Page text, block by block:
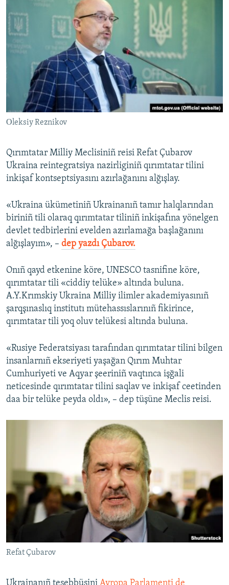
Оleksiy Reznikov
Qırımtatar Milliy Meclisiniñ reisi Refat Çubarov
Ukraina reintegratsiya nazirliginiñ qırımtatar tilini
inkişaf kontseptsiyasını azırlağanını alğışlay.
«Ukraina ükümetiniñ Ukrainanıñ tamır halqlarından
biriniñ tili olaraq qırımtatar tiliniñ inkişafına yönelgen
devlet tedbirlerini evelden azırlamağa başlağanını
alğışlayım», – dep yazdı Çubarov.
Onıñ qayd etkenine köre, UNESCO tasnifine köre,
qırımtatar tili «ciddiy telüke» altında buluna.
A.Y.Krımskiy Ukraina Milliy ilimler akademiyasınıñ
şarqşınaslıq institutı mütehassıslarınıñ fikirince,
qırımtatar tili yoq oluv telükesi altında buluna.
«Rusiye Federatsiyası tarafından qırımtatar tilini bilgen
insanlarnıñ ekseriyeti yaşağan Qırım Muhtar
Cumhuriyeti ve Aqyar şeeriniñ vaqtınca işğali
neticesinde qırımtatar tilini saqlav ve inkişaf ceetinden
daa bir telüke peyda oldı», – dep tüşüne Meclis reisi.
Refat Çubarov